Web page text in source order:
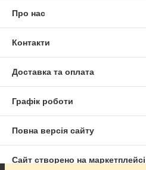
Про нас
Контакти
Доставка та оплата
Графік роботи
Повна версія сайту
Сайт створено на маркетплейсі